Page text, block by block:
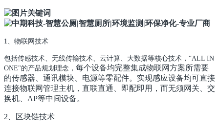
1、物联网技术
包括传感技术、无线传输技术、云计算、大数据等核心技术，“ALL IN
ONE"的产品规划理念， 每个设备均完整集成物联网方案所需要
的传感器、通讯模块、电源等零配件。实现感应设备均可直接
连接物联网管理主机，直联直通、即配即用，而无须网关、交
换机、AP等中间设备。
2、区块链技术